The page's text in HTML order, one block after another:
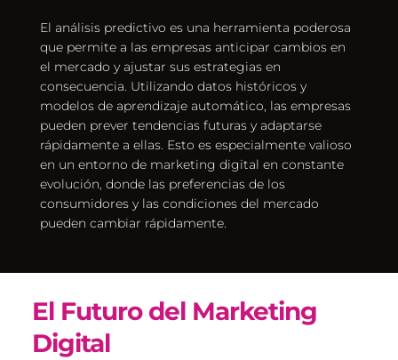
El análisis predictivo es una herramienta poderosa
que permite a las empresas anticipar cambios en
el mercado y ajustar sus estrategias en
consecuencia. Utilizando datos históricos y
modelos de aprendizaje automático, las empresas
pueden prever tendencias futuras y adaptarse
rápidamente a ellas. Esto es especialmente valioso
en un entorno de marketing digital en constante
evolución, donde las preferencias de los
consumidores y las condiciones del mercado
pueden cambiar rápidamente.
El Futuro del Marketing
Digital